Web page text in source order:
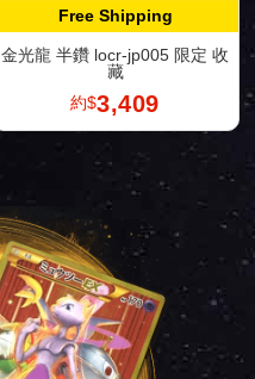
Free Shipping
金光龍 半鑽 locr-jp005 限定 收
藏
約$3,409